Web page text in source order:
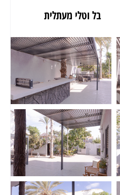
בל וטלי מעתלית